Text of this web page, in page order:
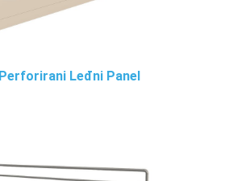
Perforirani Leđni Panel